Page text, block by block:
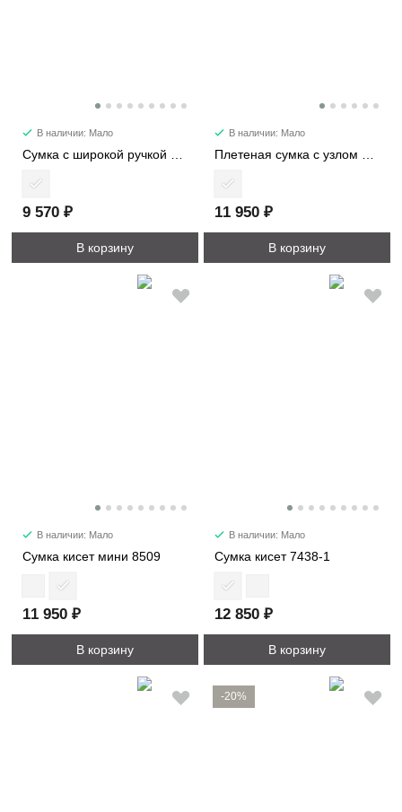
В наличии: Мало
9 570 ₽
В корзину
В наличии: Мало
11 950 ₽
В корзину
В наличии: Мало
Сумка кисет мини 8509
11 950 ₽
В корзину
В наличии: Мало
Сумка кисет 7438-1
12 850 ₽
В корзину
-20%